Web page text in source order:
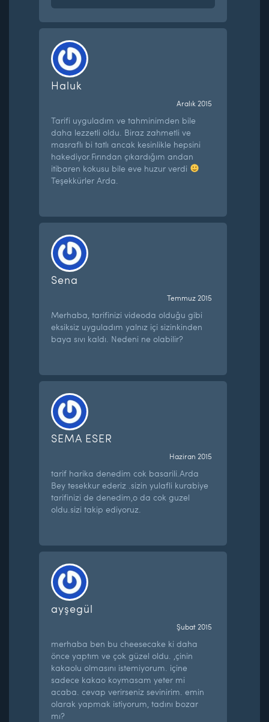
Haluk
Aralık 2015
Tarifi uyguladım ve tahminimden bile
daha lezzetli oldu. Biraz zahmetli ve
masraflı bi tatlı ancak kesinlikle hepsini
hakediyor.Fırından çıkardığım andan
itibaren kokusu bile eve huzur verdi
Teşekkürler Arda.
Sena
Temmuz 2015
Merhaba, tarifinizi videoda olduğu gibi
eksiksiz uyguladım yalnız içi sizinkinden
baya sıvı kaldı. Nedeni ne olabilir?
SEMA ESER
Haziran 2015
tarif harika denedim cok basarili.Arda
Bey tesekkur ederiz .sizin yulafli kurabiye
tarifinizi de denedim,o da cok guzel
oldu.sizi takip ediyoruz.
ayşegül
Şubat 2015
merhaba ben bu cheesecake ki daha
önce yaptım ve çok güzel oldu. ,çinin
kakaolu olmasını istemiyorum. içine
sadece kakao koymasam yeter mi
acaba. cevap verirseniz sevinirim. emin
olarak yapmak istiyorum, tadını bozar
mı?